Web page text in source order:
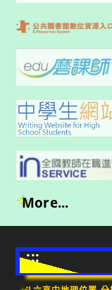
More...
:::